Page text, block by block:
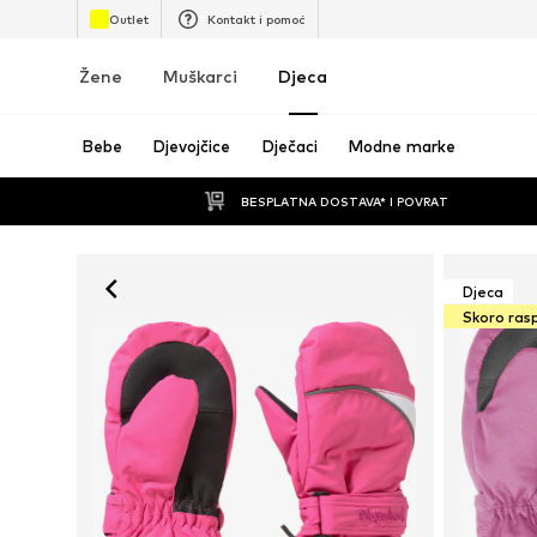
Outlet Kontakt i pomoć
Žene Muškarci Djeca
Bebe Djevojčice Dječaci Modne marke
BESPLATNA DOSTAVA* I POVRAT
Djeca
Skoro